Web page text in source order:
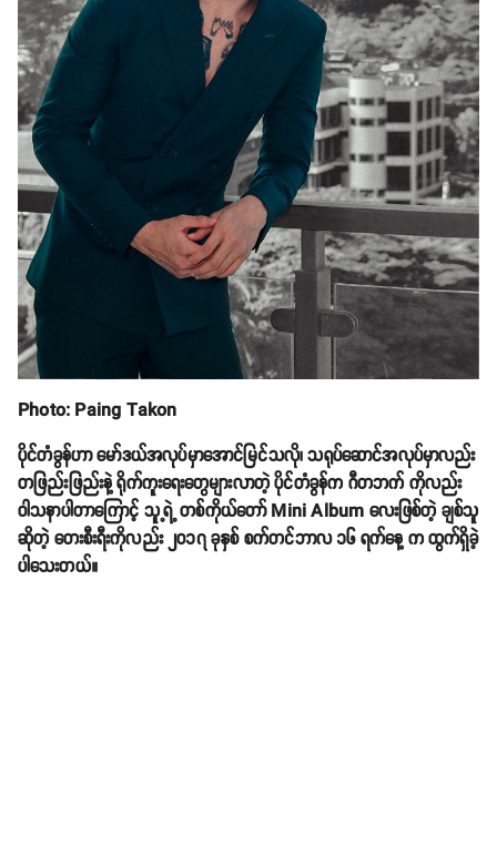
Photo: Paing Takon
ပိုင်တံခွန်ဟာ မော်ဒယ်အလုပ်မှာအောင်မြင်သလို၊ သရုပ်ဆောင်အလုပ်မှာလည်း
တဖြည်းဖြည်းနဲ့ ရိုက်ကူးရေးတွေများလာတဲ့ ပိုင်တံခွန်က ဂီတဘက် ကိုလည်း
ဝါသနာပါတာကြောင့် သူ့ရဲ့ တစ်ကိုယ်တော် Mini Album လေးဖြစ်တဲ့ ချစ်သူ
ဆိုတဲ့ တေးစီးရီးကိုလည်း ၂၀၁၇ ခုနှစ် စက်တင်ဘာလ ၁၆ ရက်နေ့ က ထွက်ရှိခဲ့
ပါသေးတယ်။